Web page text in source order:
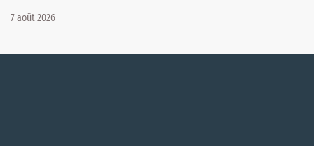
7 août 2026